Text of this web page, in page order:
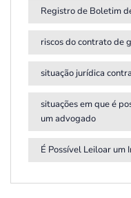
Registro de Boletim
riscos do contrato de
situação jurídica
situações em que é
um advogado
É Possível Leiloar um